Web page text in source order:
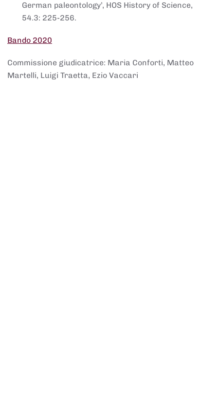
German paleontology’, HOS History of Science,
54.3: 225-256.
Bando 2020
Commissione giudicatrice: Maria Conforti, Matteo
Martelli, Luigi Traetta, Ezio Vaccari